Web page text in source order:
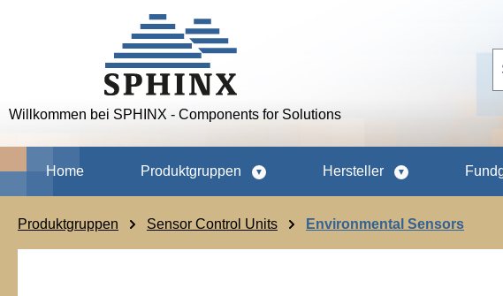
Hauptinhalt springen
Zur Hauptnavigation springen
Willkommen bei SPHINX - Components for Solutions
Home Produktgruppen Hersteller
Produktgruppen Sensor Control Units Environmental Sensors